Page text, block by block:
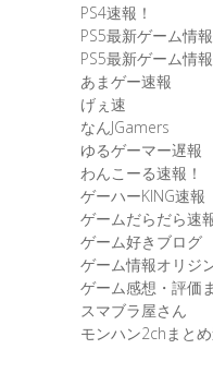
PS4速報！
PS5最新ゲーム情
PS5最新ゲーム情
あまゲー速報
げぇ速
なんJGamers
ゆるゲーマー遅報
わんこーる速報！
ゲーハーKING速報
ゲームだらだら速
ゲーム好きブログ
ゲーム情報オリジ
ゲーム感想・評価
スマブラ屋さん
モンハン2chまと